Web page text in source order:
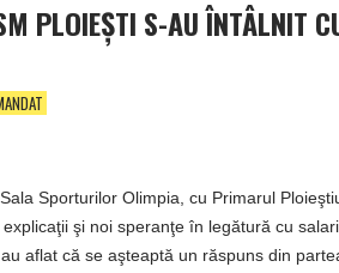
PLOIEŞTI S-AU ÎNTÂLNIT
Sporturilor Olimpia, cu Primarul
şi noi speranţe în legătură cu
aflat că se aşteaptă un răspuns din